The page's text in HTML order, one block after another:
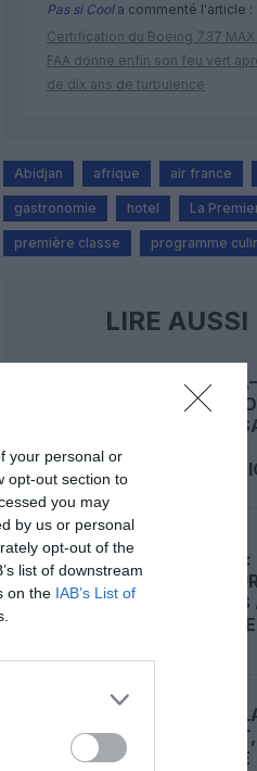
your personal or
opt-out section to
you may
by us or personal
opt-out of the
list of downstream
on the IAB’s List of
Pas si Coola commenté l'article :
Certification du Boeing 737 MAX
FAA donne enfin son feu vert
de dix ans de turbulence
Abidjan afrique air france
gastronomie hotel La
première classe programme
LIRE AUSSI
AIR CONGO
PRÉPARE
ÉTÉ 2026 :
4 VOLS
RETARDÉS
DÉPART
JETBLUE
NOUVELLE